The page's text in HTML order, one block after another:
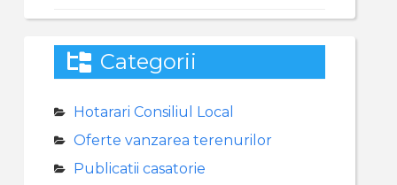
Categorii
Hotarari Consiliul Local
Oferte vanzarea terenurilor
Publicatii casatorie